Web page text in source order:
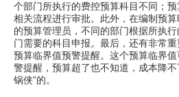
个部门所执行的费控预算科目不同；
相关流程进行审批。此外，在编制预
的预算管理员，不同的部门根据所执
门需要的科目申报。最后，还有非常
预算临界值预警提醒。这个预算临界
警提醒，预算超了也不知道，成本降
锅侠”的。